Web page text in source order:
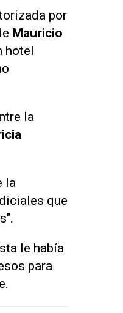
por
Mauricio
hotel
la
la
que
le había
para